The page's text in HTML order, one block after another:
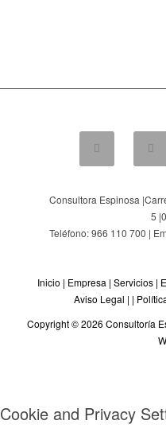
Consultora Espinosa |
5 |
Teléfono: 966 110 700 |
Inicio | Empresa | Servicios|
Aviso Legal | |
Copyright © 2026 Consultoría
Cookie and Privacy